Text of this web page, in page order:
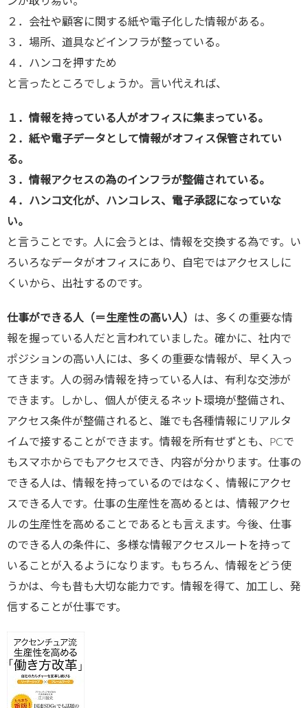
２．会社や顧客に関する紙や電子化した情報がある。
３．場所、道具などインフラが整っている。
４．ハンコを押すため
と言ったところでしょうか。言い代えれば、
１．情報を持っている人がオフィスに集まっている。
２．紙や電子データとして情報がオフィス保管されてい
る。
３．情報アクセスの為のインフラが整備されている。
４．ハンコ文化が、ハンコレス、電子承認になっていな
い。
と言うことです。人に会うとは、情報を交換する為です。い
ろいろなデータがオフィスにあり、自宅ではアクセスしに
くいから、出社するのです。
仕事ができる人（＝生産性の高い人） は、多くの重要な情
報を握っている人だと言われていました。確かに、社内で
ポジションの高い人には、多くの重要な情報が、早く入っ
てきます。人の弱み情報を持っている人は、有利な交渉が
できます。しかし、個人が使えるネット環境が整備され、
アクセス条件が整備されると、誰でも各種情報にリアルタ
イムで接することができます。情報を所有せずとも、PCで
もスマホからでもアクセスでき、内容が分かります。仕事の
できる人は、情報を持っているのではなく、情報にアクセ
スできる人です。仕事の生産性を高めるとは、情報アクセ
ルの生産性を高めることであるとも言えます。今後、仕事
のできる人の条件に、多様な情報アクセスルートを持って
いることが入るようになります。もちろん、情報をどう使
うかは、今も昔も大切な能力です。情報を得て、加工し、発
信することが仕事です。